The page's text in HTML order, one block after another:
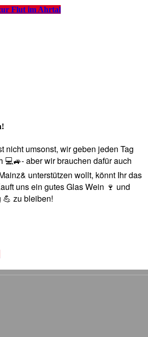
Flut im Ahrtal
nicht umsonst, wir geben jeden Tag
💻🚙- aber wir brauchen dafür auch
unterstützen wollt, könnt Ihr das
uns ein gutes Glas Wein 🍷 und
💪 zu bleiben!